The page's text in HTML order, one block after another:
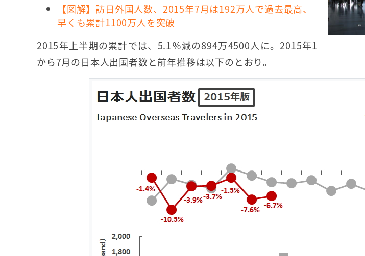
【図解】訪日外国人数、2015年7月は192万人で過去最高、
早くも累計1100万人を突破
2015年上半期の累計では、5.1％減の894万4500人に。2015年1
から7月の日本人出国者数と前年推移は以下のとおり。